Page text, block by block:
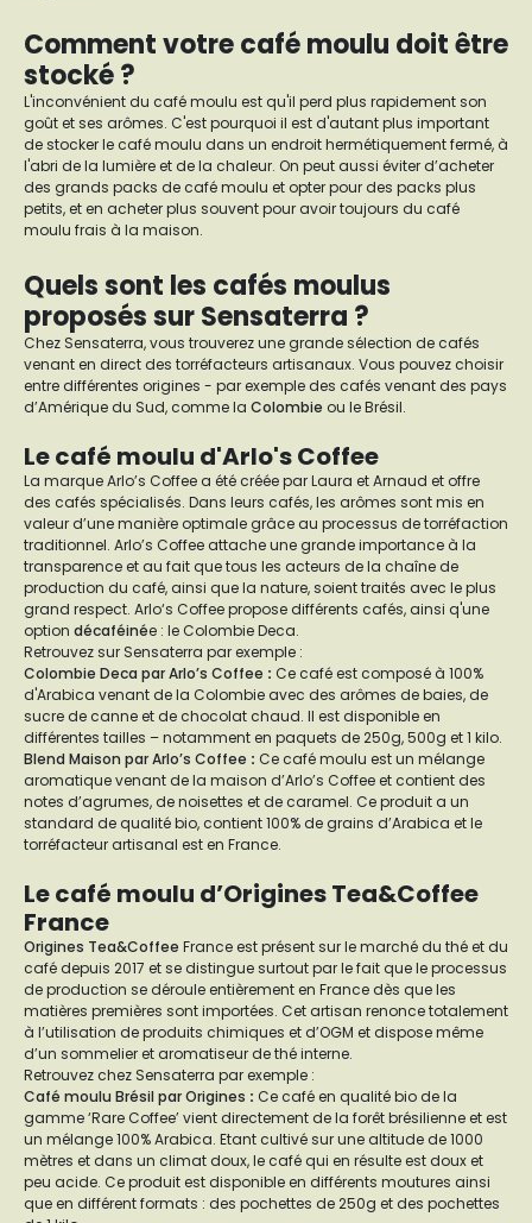
Comment votre café moulu doit être
stocké ?
L'inconvénient du café moulu est qu'il perd plus rapidement son
goût et ses arômes. C'est pourquoi il est d'autant plus important
de stocker le café moulu dans un endroit hermétiquement fermé, à
l'abri de la lumière et de la chaleur. On peut aussi éviter d’acheter
des grands packs de café moulu et opter pour des packs plus
petits, et en acheter plus souvent pour avoir toujours du café
moulu frais à la maison.
Quels sont les cafés moulus
proposés sur Sensaterra ?
Chez Sensaterra, vous trouverez une grande sélection de cafés
venant en direct des torréfacteurs artisanaux. Vous pouvez choisir
entre différentes origines - par exemple des cafés venant des pays
d’Amérique du Sud, comme la Colombie ou le Brésil.
Le café moulu d'Arlo's Coffee
La marque Arlo’s Coffee a été créée par Laura et Arnaud et offre
des cafés spécialisés. Dans leurs cafés, les arômes sont mis en
valeur d’une manière optimale grâce au processus de torréfaction
traditionnel. Arlo’s Coffee attache une grande importance à la
transparence et au fait que tous les acteurs de la chaîne de
production du café, ainsi que la nature, soient traités avec le plus
grand respect. Arlo‘s Coffee propose différents cafés, ainsi q'une
option décaféinée : le Colombie Deca.
Retrouvez sur Sensaterra par exemple :
Colombie Deca par Arlo’s Coffee : Ce café est composé à 100%
d'Arabica venant de la Colombie avec des arômes de baies, de
sucre de canne et de chocolat chaud. Il est disponible en
différentes tailles – notamment en paquets de 250g, 500g et 1 kilo.
Blend Maison par Arlo’s Coffee : Ce café moulu est un mélange
aromatique venant de la maison d’Arlo’s Coffee et contient des
notes d’agrumes, de noisettes et de caramel. Ce produit a un
standard de qualité bio, contient 100% de grains d’Arabica et le
torréfacteur artisanal est en France.
Le café moulu d’Origines Tea&Coffee
France
Origines Tea&Coffee France est présent sur le marché du thé et du
café depuis 2017 et se distingue surtout par le fait que le processus
de production se déroule entièrement en France dès que les
matières premières sont importées. Cet artisan renonce totalement
à l’utilisation de produits chimiques et d’OGM et dispose même
d’un sommelier et aromatiseur de thé interne.
Retrouvez chez Sensaterra par exemple :
Café moulu Brésil par Origines : Ce café en qualité bio de la
gamme ‘Rare Coffee’ vient directement de la forêt brésilienne et est
un mélange 100% Arabica. Etant cultivé sur une altitude de 1000
mètres et dans un climat doux, le café qui en résulte est doux et
peu acide. Ce produit est disponible en différents moutures ainsi
que en différent formats : des pochettes de 250g et des pochettes